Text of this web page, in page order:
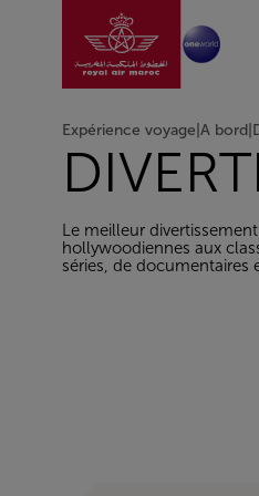
Saut au contenu principal
Aller à
Expérience voyage A bord
Le meilleur
hollywoodiennes aux
séries, de documentaires